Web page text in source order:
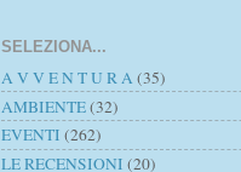
SELEZIONA...
A V V E N T U R A (35)
AMBIENTE(32)
EVENTI (262)
LE RECENSIONI (20)